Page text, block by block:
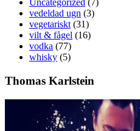
Uncategorized (7)
vedeldad ugn (3)
vegetariskt (31)
vilt & fågel (16)
vodka (77)
whisky (5)
Thomas Karlstein